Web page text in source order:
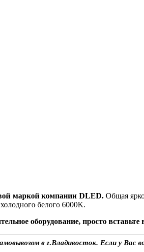
маркой компании DLED.Общая
белого 6000K.
оборудование, просто
в г.Владивосток. Если у Вас